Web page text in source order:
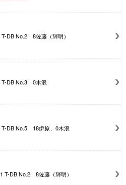
DB No.2 8佐藤（輝明）
T-DB No.3 0木浪
T-DB No.5 18伊原、0木浪
T-DB No.2 8佐藤（輝明）